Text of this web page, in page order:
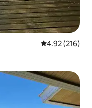
औसत रेटिंग 5 में से
4.92 (216)